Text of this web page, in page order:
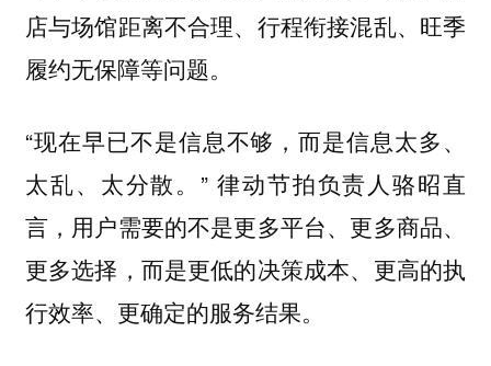
店与场馆距离不合理、行程衔接混乱、旺季
履约无保障等问题。
“现在早已不是信息不够，而是信息太多、
太乱、太分散。” 律动节拍负责人骆昭直
言，用户需要的不是更多平台、更多商品、
更多选择，而是更低的决策成本、更高的执
行效率、更确定的服务结果。